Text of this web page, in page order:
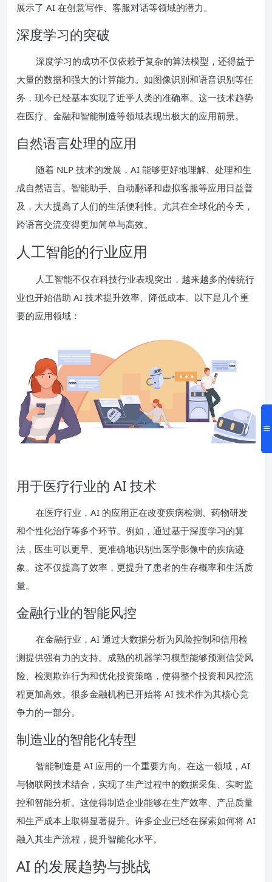
展示了 AI 在创意写作、客服对话等领域的潜力。
深度学习的突破
深度学习的成功不仅依赖于复杂的算法模型，还得益于
大量的数据和强大的计算能力。如图像识别和语音识别等任
务，现今已经基本实现了近乎人类的准确率。这一技术趋势
在医疗、金融和智能制造等领域表现出极大的应用前景。
自然语言处理的应用
随着 NLP 技术的发展，AI 能够更好地理解、处理和生
成自然语言。智能助手、自动翻译和虚拟客服等应用日益普
及，大大提高了人们的生活便利性。尤其在全球化的今天，
跨语言交流变得更加简单与高效。
人工智能的行业应用
人工智能不仅在科技行业表现突出，越来越多的传统行
业也开始借助 AI 技术提升效率、降低成本。以下是几个重
要的应用领域：
用于医疗行业的 AI 技术
在医疗行业，AI 的应用正在改变疾病检测、药物研发
和个性化治疗等多个环节。例如，通过基于深度学习的算
法，医生可以更早、更准确地识别出医学影像中的疾病迹
象。这不仅提高了效率，更提升了患者的生存概率和生活质
量。
金融行业的智能风控
在金融行业，AI 通过大数据分析为风险控制和信用检
测提供强有力的支持。成熟的机器学习模型能够预测信贷风
险、检测欺诈行为和优化投资策略，使得整个投资和风控流
程更加高效。很多金融机构已开始将 AI 技术作为其核心竞
争力的一部分。
制造业的智能化转型
智能制造是 AI 应用的一个重要方向。在这一领域，AI
与物联网技术结合，实现了生产过程中的数据采集、实时监
控和智能分析。这使得制造企业能够在生产效率、产品质量
和生产成本上取得显著提升。许多企业已经在探索如何将 AI
融入其生产流程，提升智能化水平。
AI 的发展趋势与挑战